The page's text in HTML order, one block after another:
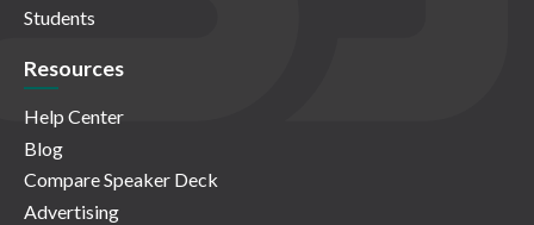
Students
Resources
Help Center
Blog
Compare Speaker Deck
Advertising